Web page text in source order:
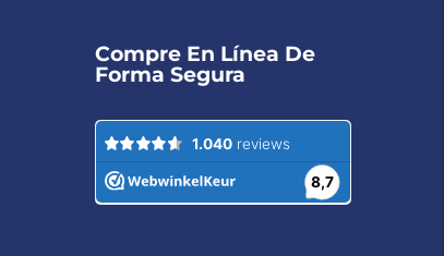
Compre En Línea De
Forma Segura